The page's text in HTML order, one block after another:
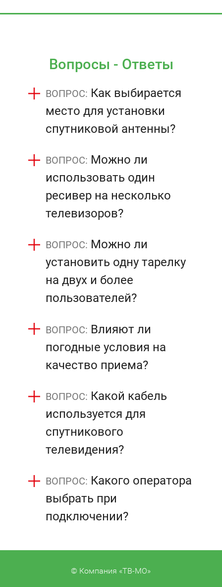
Вопросы - Ответы
Как выбирается
место для установки
спутниковой антенны?
Можно ли
использовать один
ресивер на несколько
телевизоров?
Можно ли
установить одну тарелку
на двух и более
пользователей?
Влияют ли
погодные условия на
качество приема?
Какой кабель
используется для
спутникового
телевидения?
Какого оператора
выбрать при
подключении?
© Компания «ТВ-МО»